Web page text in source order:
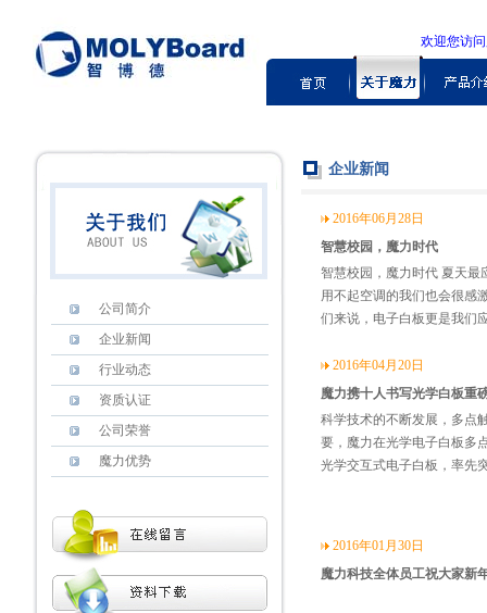
欢迎您
公司简介
企业新闻
行业动态
资质认证
公司荣誉
魔力优势
企业新闻
2016年06月28日
智慧校园，魔力时代
智慧校园，魔力时代 夏天最
用不起空调的我们也会很感
们来说，电子白板更是我们
2016年04月20日
魔力携十人书写光学白板重
科学技术的不断发展，多点
要，魔力在光学电子白板多
光学交互式电子白板，率先
2016年01月30日
魔力科技全体员工祝大家新